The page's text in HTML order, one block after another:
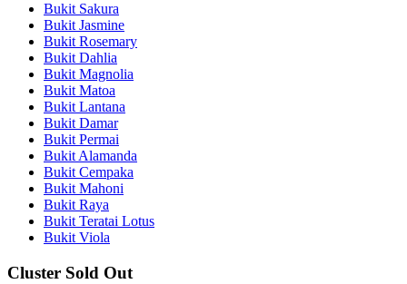
Bukit Sakura
Bukit Jasmine
Bukit Rosemary
Bukit Dahlia
Bukit Magnolia
Bukit Matoa
Bukit Lantana
Bukit Damar
Bukit Permai
Bukit Alamanda
Bukit Cempaka
Bukit Mahoni
Bukit Raya
Bukit Teratai Lotus
Bukit Viola
Cluster Sold Out